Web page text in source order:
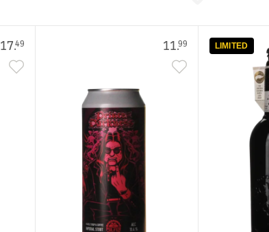
17.49 11.99 LIMITED